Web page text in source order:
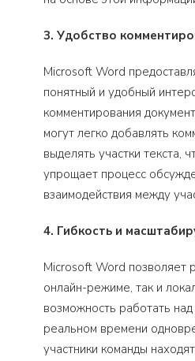
3. Удобство
Microsoft Word
понятный и удобный
комментирования
могут легко добавлять
выделять участки текста,
упрощает процесс
взаимодействия между
4. Гибкость и
Microsoft Word позволяет
онлайн-режиме, так и
возможность работать
реальном времени
участники команды